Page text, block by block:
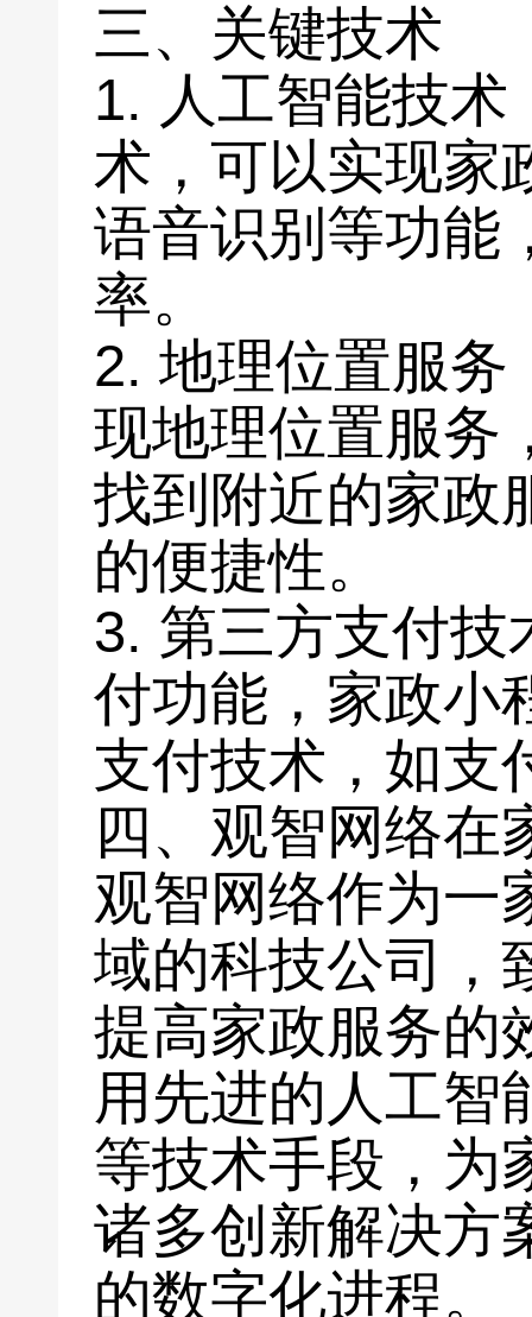
三、关键技术
1. 人工智能技术
术，可以实现家
语音识别等功能
率。
2. 地理位置服务
现地理位置服务
找到附近的家政
的便捷性。
3. 第三方支付技
付功能，家政小
支付技术，如支
四、观智网络在
观智网络作为一
域的科技公司，
提高家政服务的
用先进的人工智
等技术手段，为
诸多创新解决方
的数字化进程。